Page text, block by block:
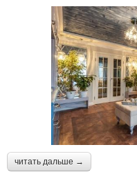
читать дальше →